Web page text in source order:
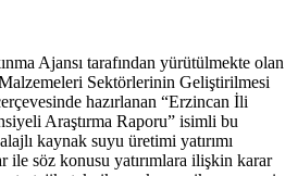
Ajansı tarafından yürütülmekte olan
Sektörlerinin Geliştirilmesi
hazırlanan “Erzincan İli
Araştırma Raporu” isimli bu
kaynak suyu üretimi yatırımı
ile söz konusu yatırımlara ilişkin karar